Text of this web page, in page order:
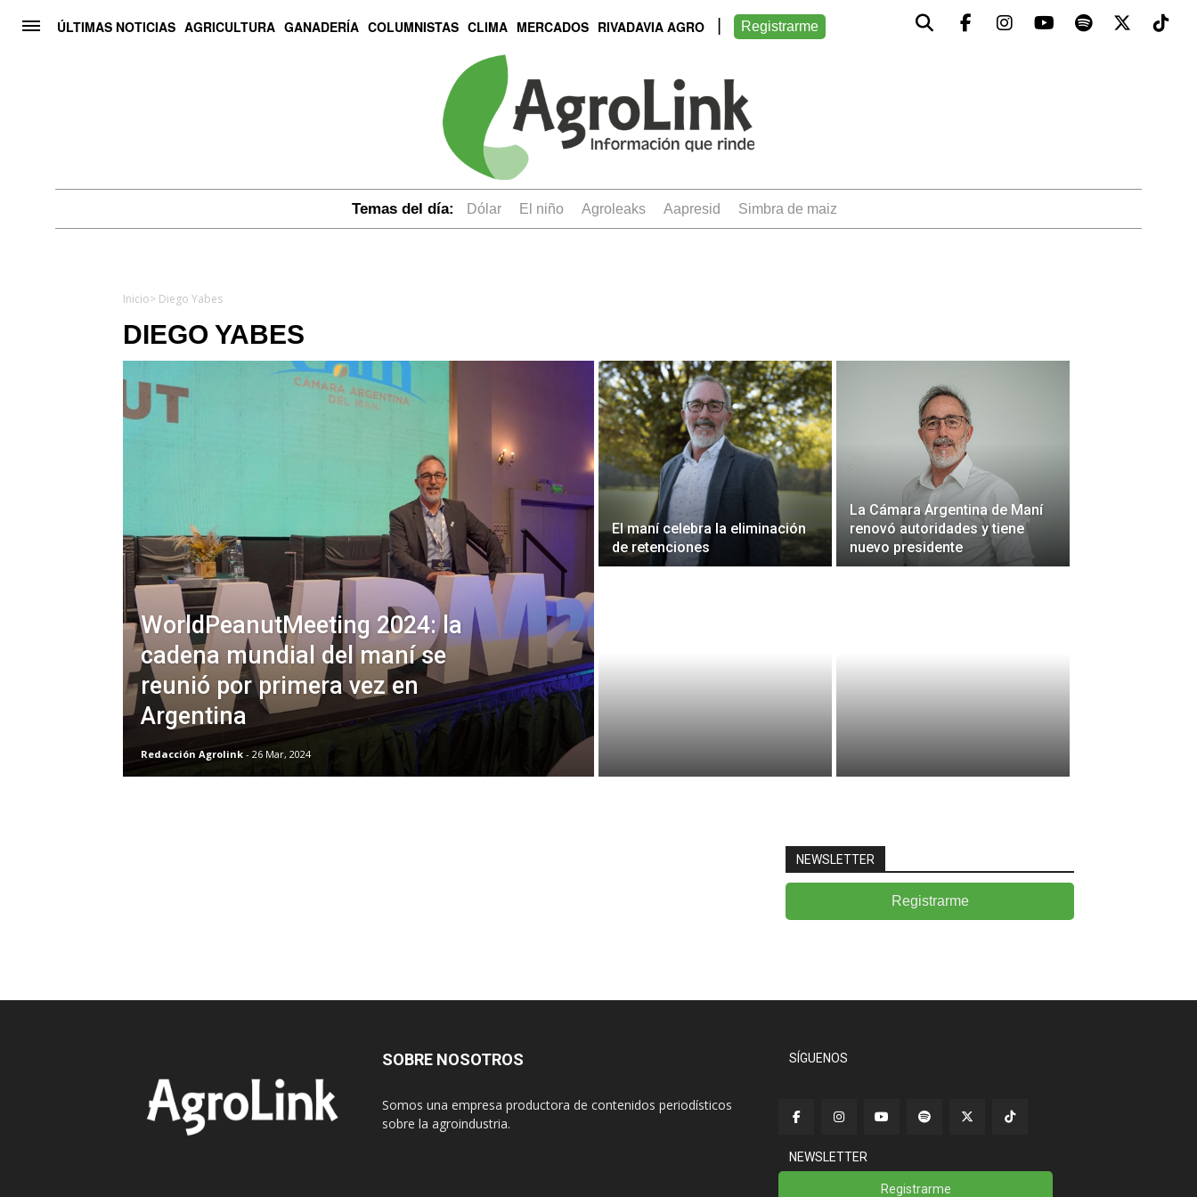
ÚLTIMAS NOTICIAS AGRICULTURA GANADERÍA COLUMNISTAS CLIMA MERCADOS RIVADAVIA AGRO Registrarme
Temas del día: dólar el niño Agroleaks aapresid simbra de maiz
Inicio> Diego Yabes
DIEGO YABES
WorldPeanutMeeting 2024: la
cadena mundial del maní se
reunió por primera vez en
Argentina
Redacción Agrolink - 26 Mar, 2024
El maní celebra la eliminación
de retenciones
La Cámara Argentina de Maní
renovó autoridades y tiene
nuevo presidente
NEWSLETTER
Registrarme
SOBRE NOSOTROS
Somos una empresa productora de contenidos periodísticos
sobre la agroindustria.
SÍGUENOS
NEWSLETTER
Registrarme